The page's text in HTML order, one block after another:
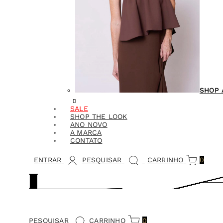
SHOP
SALE
SHOP THE LOOK
ANO NOVO
A MARCA
CONTATO
ENTRAR PESQUISAR CARRINHO 0
PESQUISAR CARRINHO 0